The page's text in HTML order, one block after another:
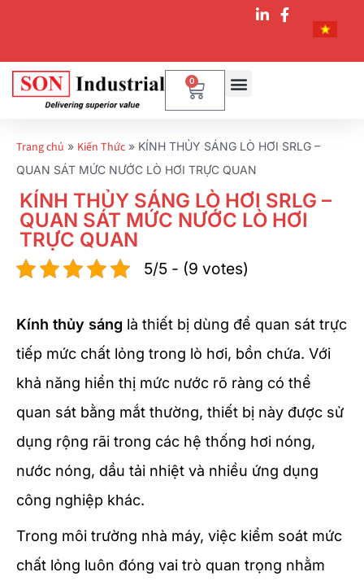
0
Trang chủ » Kiến Thức » KÍNH THỦY SÁNG LÒ HƠI SRLG –
QUAN SÁT MỨC NƯỚC LÒ HƠI TRỰC QUAN
KÍNH THỦY SÁNG LÒ HƠI SRLG –
QUAN SÁT MỨC NƯỚC LÒ HƠI
TRỰC QUAN
5/5 - (9 votes)
Kính thủy sáng là thiết bị dùng để quan sát trực
tiếp mức chất lỏng trong lò hơi, bồn chứa. Với
khả năng hiển thị mức nước rõ ràng có thể
quan sát bằng mắt thường, thiết bị này được sử
dụng rộng rãi trong các hệ thống hơi nóng,
nước nóng, dầu tải nhiệt và nhiều ứng dụng
công nghiệp khác.
Trong môi trường nhà máy, việc kiểm soát mức
chất lỏng luôn đóng vai trò quan trọng nhằm